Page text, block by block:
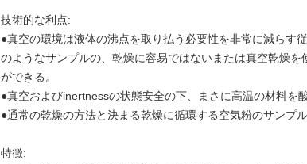
技術的な利点:
●真空の環境は液体の沸点を取り払う必要性を非常に減らす
のようなサンプルの、乾燥に容易ではないまたは真空乾燥
ができる。
●真空およびinertnessの状態安全の下、まさに高温の材料を
●通常の乾燥の方法と決まる乾燥に循環する空気粉のサンプ
特徴: